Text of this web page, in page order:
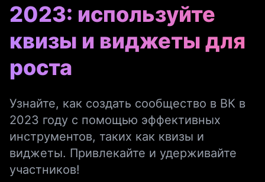
2023: используйте
квизы и виджеты для
роста
Узнайте, как создать сообщество в ВК в
2023 году с помощью эффективных
инструментов, таких как квизы и
виджеты. Привлекайте и удерживайте
участников!